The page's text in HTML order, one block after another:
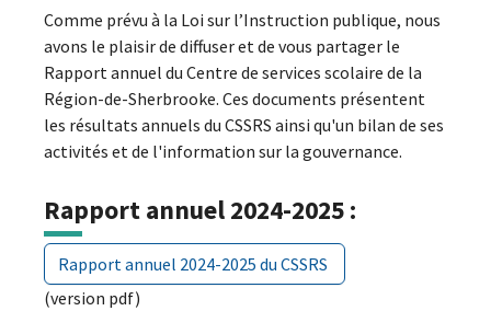
Comme prévu à la Loi sur l’Instruction publique, nous
avons le plaisir de diffuser et de vous partager le
Rapport annuel du Centre de services scolaire de la
Région-de-Sherbrooke. Ces documents présentent
les résultats annuels du CSSRS ainsi qu'un bilan de ses
activités et de l'information sur la gouvernance.
Rapport annuel 2024-2025 :
Rapport annuel 2024-2025 du CSSRS
(version pdf)